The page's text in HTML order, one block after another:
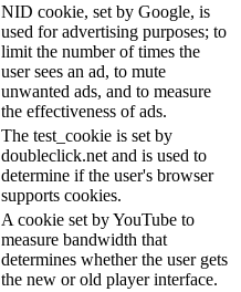
NID cookie, set by Google, is
used for advertising purposes; to
limit the number of times the
user sees an ad, to mute
unwanted ads, and to measure
the effectiveness of ads.
The test_cookie is set by
doubleclick.net and is used to
determine if the user's browser
supports cookies.
A cookie set by YouTube to
measure bandwidth that
determines whether the user gets
the new or old player interface.